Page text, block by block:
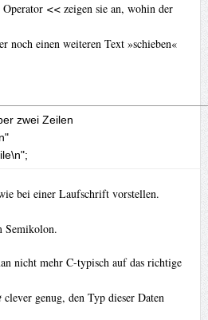
<<zeigen sie an, wohin der
noch einen weiteren Text »schieben«
zwei Zeilen
bei einer Laufschrift vorstellen.
Semikolon.
nicht mehr C-typisch auf das richtige
clever genug, den Typ dieser Daten